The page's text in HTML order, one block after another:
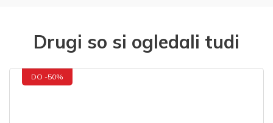
Drugi so si ogledali tudi
DO -50%